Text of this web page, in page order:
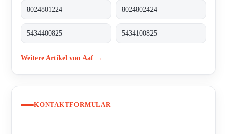
8024801224 8024802424
5434400825 5434100825
Weitere Artikel von Aaf →
KONTAKTFORMULAR